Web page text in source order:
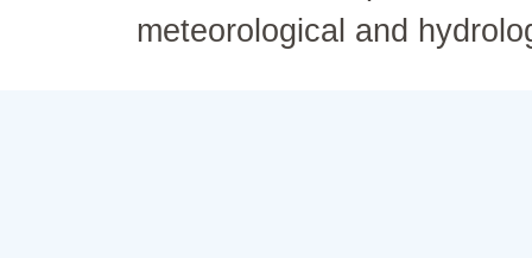
meteorological and